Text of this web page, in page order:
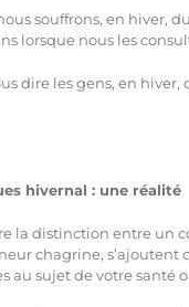
souffrons, en hiver,
lorsque nous les
dire les gens, en hiver,
hivernal : une réalité
la distinction entre un
chagrine, s’ajoutent
sujet de votre santé